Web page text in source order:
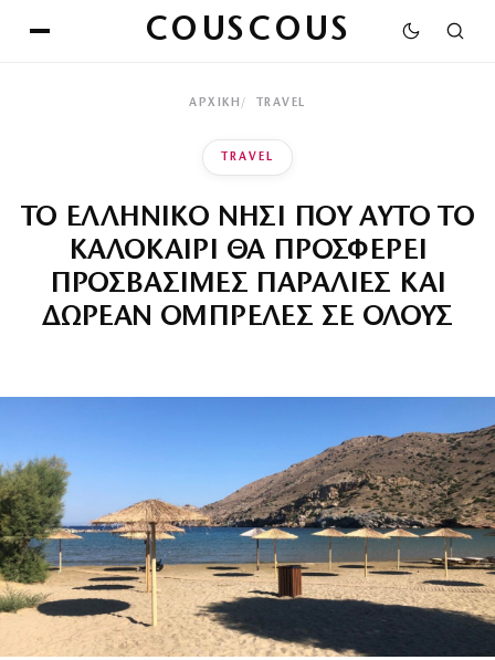
COUSCOUS
ΑΡΧΙΚΉ TRAVEL
TRAVEL
ΤΟ ΕΛΛΗΝΙΚΟ ΝΗΣΙ ΠΟΥ ΑΥΤΟ ΤΟ
ΚΑΛΟΚΑΙΡΙ ΘΑ ΠΡΟΣΦΕΡΕΙ
ΠΡΟΣΒΑΣΙΜΕΣ ΠΑΡΑΛΙΕΣ ΚΑΙ
ΔΩΡΕΑΝ ΟΜΠΡΕΛΕΣ ΣΕ ΟΛΟΥΣ